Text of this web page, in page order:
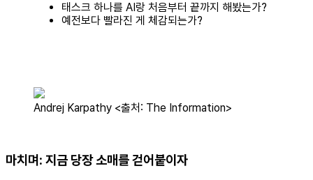
태스크 하나를 AI랑 처음부터 끝까지 해봤는가?
예전보다 빨라진 게 체감되는가?
Andrej Karpathy <출처: The Information>
마치며: 지금 당장 소매를 걷어붙이자